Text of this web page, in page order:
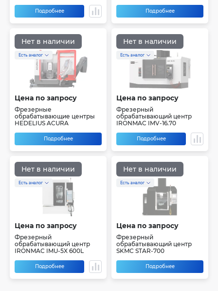
Подробнее Подробнее
Нет в наличии
Есть аналог
Цена по запросу
Фрезерные
обрабатывающие центры
HEDELIUS ACURA
Подробнее
Нет в наличии
Есть аналог
Цена по запросу
Фрезерный
обрабатывающий центр
IRONMAC IMV-16.70
Подробнее
Нет в наличии
Есть аналог
Цена по запросу
Фрезерный
обрабатывающий центр
IRONMAC IMU-5X 600L
Подробнее
Нет в наличии
Есть аналог
Цена по запросу
Фрезерный
обрабатывающий центр
SKMC STAR-700
Подробнее